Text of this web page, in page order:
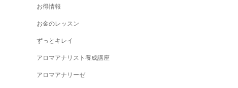
お得情報
お金のレッスン
ずっとキレイ
アロマアナリスト養成講座
アロマアナリーゼ